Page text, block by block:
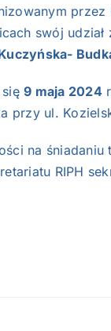
przez
swój udział
się9 maja 2024
przy ul.
na śniadaniu
RIPH